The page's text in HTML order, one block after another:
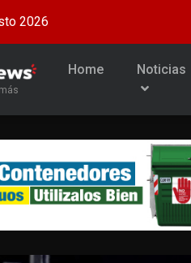
2026
Home Noticias